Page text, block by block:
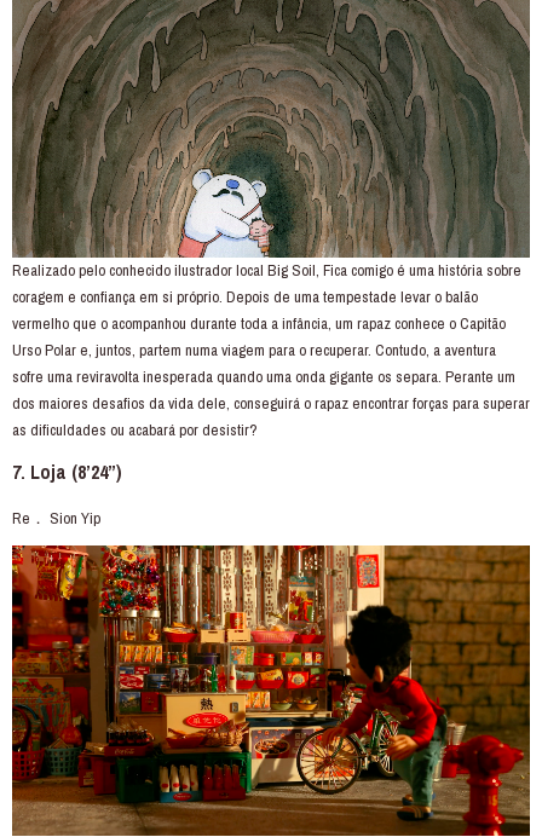
Realizado pelo conhecido ilustrador local Big Soil, Fica comigo é uma história sobre
coragem e confiança em si próprio. Depois de uma tempestade levar o balão
vermelho que o acompanhou durante toda a infância, um rapaz conhece o Capitão
Urso Polar e, juntos, partem numa viagem para o recuperar. Contudo, a aventura
sofre uma reviravolta inesperada quando uma onda gigante os separa. Perante um
dos maiores desafios da vida dele, conseguirá o rapaz encontrar forças para superar
as dificuldades ou acabará por desistir?
7. Loja (8’24”)
Re． Sion Yip